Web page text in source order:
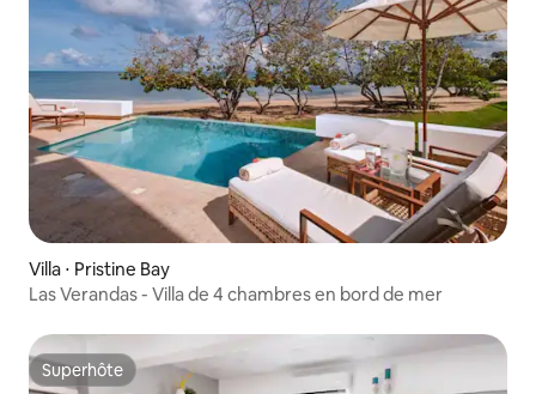
Villa ⋅ Pristine Bay
Las Verandas - Villa de 4 chambres en bord de mer
Superhôte
Superhôte